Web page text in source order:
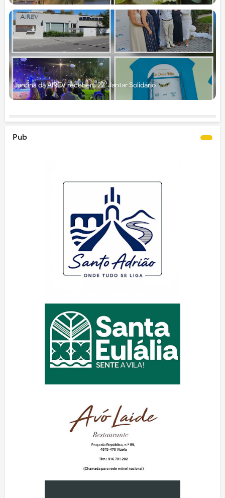
Jardins da AIREV recebem 22⁰ Jantar Solidário
Pub